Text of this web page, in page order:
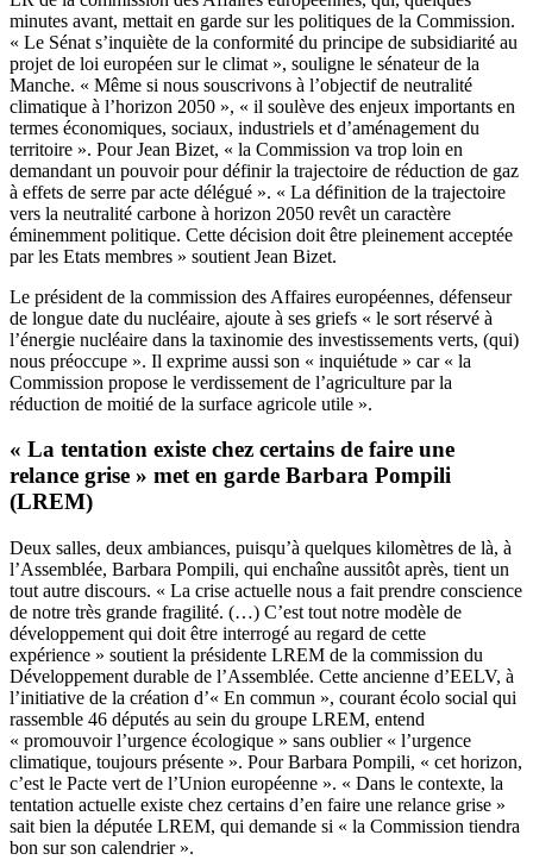
minutes avant, mettait en garde sur les politiques de la Commission.
« Le Sénat s’inquiète de la conformité du principe de subsidiarité au
projet de loi européen sur le climat », souligne le sénateur de la
Manche. « Même si nous souscrivons à l’objectif de neutralité
climatique à l’horizon 2050 », « il soulève des enjeux importants en
termes économiques, sociaux, industriels et d’aménagement du
territoire ». Pour Jean Bizet, « la Commission va trop loin en
demandant un pouvoir pour définir la trajectoire de réduction de gaz
à effets de serre par acte délégué ». « La définition de la trajectoire
vers la neutralité carbone à horizon 2050 revêt un caractère
éminemment politique. Cette décision doit être pleinement acceptée
par les Etats membres » soutient Jean Bizet.
Le président de la commission des Affaires européennes, défenseur
de longue date du nucléaire, ajoute à ses griefs « le sort réservé à
l’énergie nucléaire dans la taxinomie des investissements verts, (qui)
nous préoccupe ». Il exprime aussi son « inquiétude » car « la
Commission propose le verdissement de l’agriculture par la
réduction de moitié de la surface agricole utile ».
« La tentation existe chez certains de faire une
relance grise » met en garde Barbara Pompili
(LREM)
Deux salles, deux ambiances, puisqu’à quelques kilomètres de là, à
l’Assemblée, Barbara Pompili, qui enchaîne aussitôt après, tient un
tout autre discours. « La crise actuelle nous a fait prendre conscience
de notre très grande fragilité. (…) C’est tout notre modèle de
développement qui doit être interrogé au regard de cette
expérience » soutient la présidente LREM de la commission du
Développement durable de l’Assemblée. Cette ancienne d’EELV, à
l’initiative de la création d’« En commun », courant écolo social qui
rassemble 46 députés au sein du groupe LREM, entend
« promouvoir l’urgence écologique » sans oublier « l’urgence
climatique, toujours présente ». Pour Barbara Pompili, « cet horizon,
c’est le Pacte vert de l’Union européenne ». « Dans le contexte, la
tentation actuelle existe chez certains d’en faire une relance grise »
sait bien la députée LREM, qui demande si « la Commission tiendra
bon sur son calendrier ».